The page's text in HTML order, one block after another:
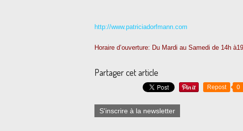
http://www.patriciadorfmann.com
Horaire d’ouverture: Du Mardi au Samedi de 14h
Partager cet article
Repost 0
S'inscrire à la newsletter